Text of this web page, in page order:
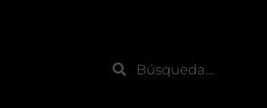
Search